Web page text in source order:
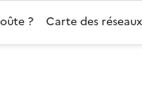
? Carte des réseaux